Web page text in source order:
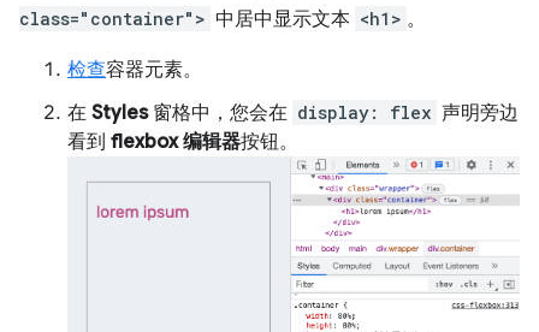
class="container"> 中居中显示文本 <h1> 。
检查容器元素。
在 Styles窗格中，您会在 display: flex 声明旁边
看到 flexbox 编辑器按钮。